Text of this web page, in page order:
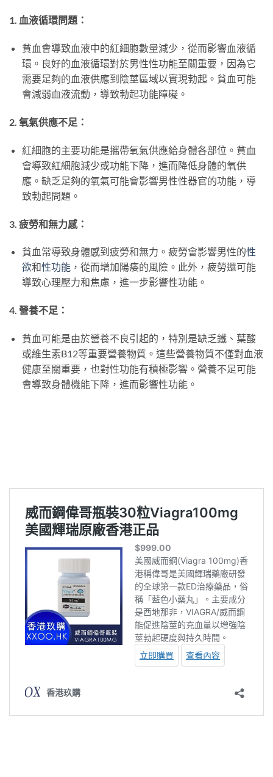
1. 血液循環問題：
貧血會導致血液中的紅細胞數量減少，從而影響血液循
環。良好的血液循環對於男性性功能至關重要，因為它
需要足夠的血液供應到陰莖區域以實現勃起。貧血可能
會減弱血液流動，導致勃起功能障礙。
2. 氧氣供應不足：
紅細胞的主要功能是攜帶氧氣供應給身體各部位。貧血
會導致紅細胞減少或功能下降，進而降低身體的氧供
應。缺乏足夠的氧氣可能會影響男性性器官的功能，導
致勃起問題。
3. 疲勞和無力感：
貧血常導致身體感到疲勞和無力。疲勞會影響男性的性
欲和性功能，從而增加陽痿的風險。此外，疲勞還可能
導致心理壓力和焦慮，進一步影響性功能。
4. 營養不足：
貧血可能是由於營養不良引起的，特別是缺乏鐵、葉酸
或維生素B12等重要營養物質。這些營養物質不僅對血液
健康至關重要，也對性功能有積極影響。營養不足可能
會導致身體機能下降，進而影響性功能。